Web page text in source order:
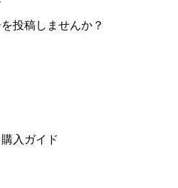
投稿しませんか？
入ガイド